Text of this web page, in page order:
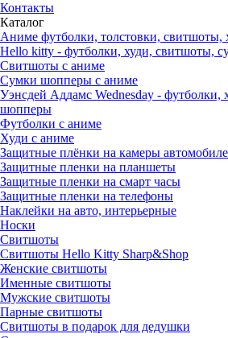
Контакты
Каталог
Аниме футболки, толстовки,
Hello kitty - футболки, худи, свитшоты,
Свитшоты с аниме
Сумки шопперы с аниме
Уэнсдей Аддамс Wednesday - футболки,
шопперы
Футболки с аниме
Худи с аниме
Защитные плёнки на камеры
Защитные пленки на планшеты
Защитные пленки на смарт часы
Защитные пленки на телефоны
Наклейки на авто, интерьерные
Носки
Свитшоты
Cвитшоты Hello Kitty Sharp&Shop
Женские свитшоты
Именные свитшоты
Мужские свитшоты
Парные свитшоты
Свитшоты в подарок для дедушки